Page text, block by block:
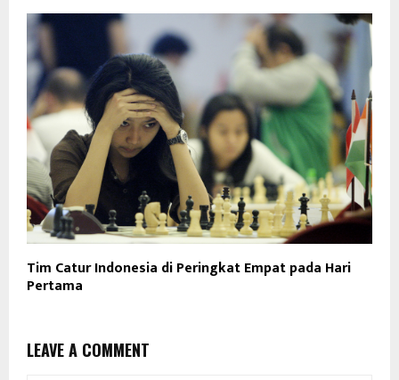
Tim Catur Indonesia di Peringkat Empat pada Hari
Pertama
LEAVE A COMMENT